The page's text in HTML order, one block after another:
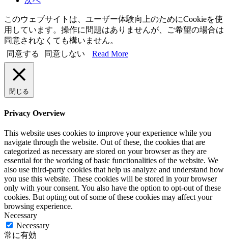
このウェブサイトは、ユーザー体験向上のためにCookieを使
用しています。操作に問題はありませんが、ご希望の場合は
同意されなくても構いません。
同意する
同意しない Read More
閉じる
Privacy Overview
This website uses cookies to improve your experience while you
navigate through the website. Out of these, the cookies that are
categorized as necessary are stored on your browser as they are
essential for the working of basic functionalities of the website. We
also use third-party cookies that help us analyze and understand how
you use this website. These cookies will be stored in your browser
only with your consent. You also have the option to opt-out of these
cookies. But opting out of some of these cookies may affect your
browsing experience.
Necessary
Necessary
常に有効